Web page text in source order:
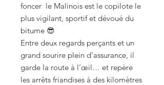
foncer le Malinois est le copilote le
plus vigilant, sportif et dévoué du
bitume 😎
Entre deux regards perçants et un
grand sourire plein d’assurance, il
garde la route à l’œil… et repère
les arrêts friandises à des kilomètres